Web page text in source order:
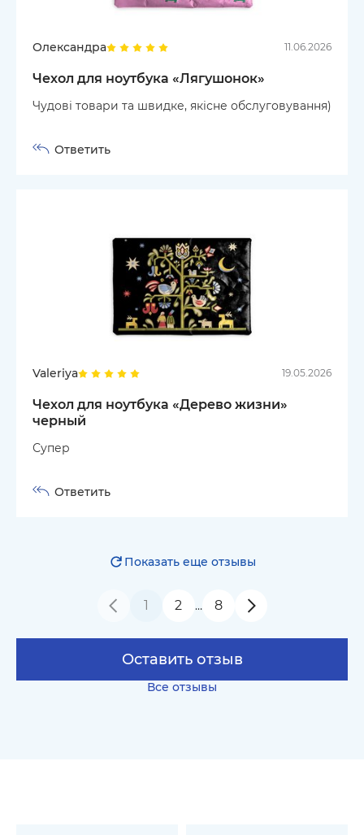
Олександра 11.06.2026
Чехол для ноутбука «Лягушонок»
Чудові товари та швидке, якісне обслуговування)
Ответить
Valeriya 19.05.2026
Чехол для ноутбука «Дерево жизни»
черный
Супер
Ответить
Все отзывы
Оставить отзыв
Показать еще отзывы
1 2 … 8